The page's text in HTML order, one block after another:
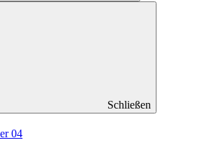
Schließen